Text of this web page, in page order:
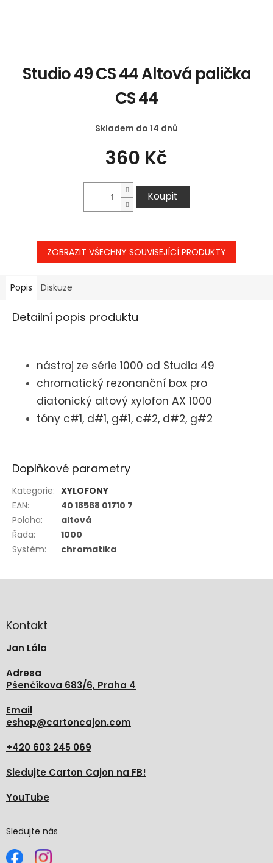
Studio 49 CS 44 Altová palička
CS 44
Skladem do 14 dnů
360 Kč
Koupit
ZOBRAZIT VŠECHNY SOUVISEJÍCÍ PRODUKTY
Popis Diskuze
Detailní popis produktu
nástroj ze série 1000 od Studia 49
chromatický rezonanční box pro
diatonický altový xylofon AX 1000
tóny c#1, d#1, g#1, c#2, d#2, g#2
Doplňkové parametry
Kategorie: XYLOFONY
EAN:
40 18568 01710 7
Poloha:
altová
Řada:
1000
Systém: chromatika
aKontakt
Jan Lála
Adresa
Pšenčíkova 683/6, Praha 4
Email
eshop@cartoncajon.com
+420 603 245 069
Sledujte Carton Cajon na FB!
YouTube
Sledujte nás